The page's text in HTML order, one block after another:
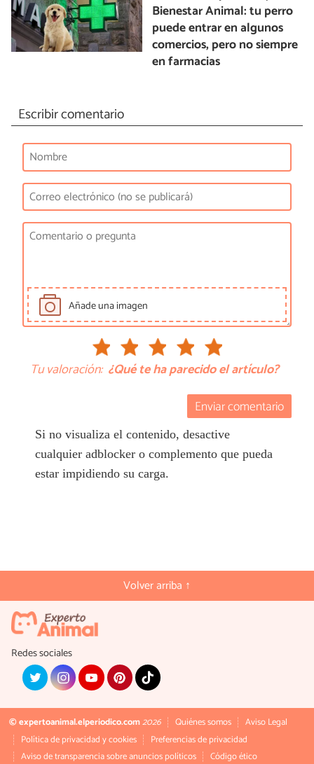
Bienestar Animal: tu perro
puede entrar en algunos
comercios, pero no siempre
en farmacias
Escribir comentario
Añade una imagen
Tu valoración: ¿Qué te ha parecido el artículo?
Enviar comentario
Si no visualiza el contenido, desactive
cualquier adblocker o complemento que pueda
estar impidiendo su carga.
Volver arriba ↑
Redes sociales
© expertoanimal.elperiodico.com2026 Quiénes somos
Aviso Legal
Política de privacidad y cookies
Preferencias de privacidad
Aviso de transparencia sobre anuncios políticos
Código ético